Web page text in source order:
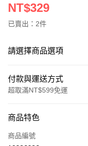
NT$329
已賣出：2件
請選擇商品選項
付款與運送方式
超取滿NT$599免運
信用卡一次付款
超商取貨付款
商品特色
商品編號